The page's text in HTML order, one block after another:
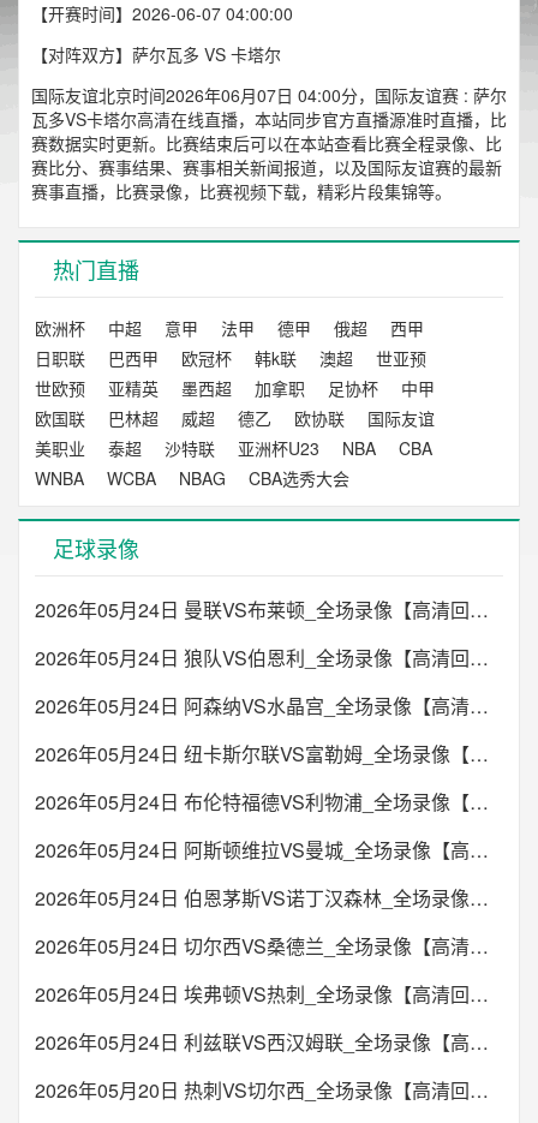
【开赛时间】2026-06-07 04:00:00
【对阵双方】萨尔瓦多 VS 卡塔尔
国际友谊北京时间2026年06月07日 04:00分，国际友谊赛 : 萨尔
瓦多VS卡塔尔高清在线直播，本站同步官方直播源准时直播，比
赛数据实时更新。比赛结束后可以在本站查看比赛全程录像、比
赛比分、赛事结果、赛事相关新闻报道，以及国际友谊赛的最新
赛事直播，比赛录像，比赛视频下载，精彩片段集锦等。
热门直播
欧洲杯 中超 意甲 法甲 德甲 俄超
西甲
日职联
巴西甲 欧冠杯 韩k联 澳超
世亚预
世欧预
亚精英 墨西超 加拿职 足协杯
中甲
欧国联
巴林超 威超 德乙 欧协联
国际友谊
美职业
泰超 沙特联 亚洲杯U23 NBA
CBA
WNBA
WCBA NBAG CBA选秀大会
足球录像
2026年05月24日 曼联VS布莱顿_全场录像【高清回放】
2026年05月24日 狼队VS伯恩利_全场录像【高清回放】
2026年05月24日 阿森纳VS水晶宫_全场录像【高清回放】
2026年05月24日 纽卡斯尔联VS富勒姆_全场录像【高清回放】
2026年05月24日 布伦特福德VS利物浦_全场录像【高清回放】
2026年05月24日 阿斯顿维拉VS曼城_全场录像【高清回放】
2026年05月24日 伯恩茅斯VS诺丁汉森林_全场录像【高清回放】
2026年05月24日 切尔西VS桑德兰_全场录像【高清回放】
2026年05月24日 埃弗顿VS热刺_全场录像【高清回放】
2026年05月24日 利兹联VS西汉姆联_全场录像【高清回放】
2026年05月20日 热刺VS切尔西_全场录像【高清回放】